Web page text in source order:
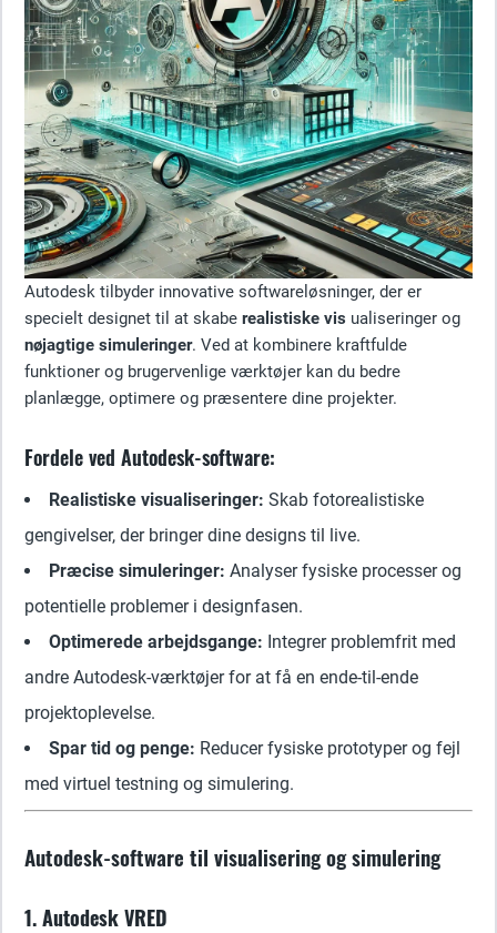
Autodesk tilbyder innovative softwareløsninger, der er
specielt designet til at skabe realistiske vis ualiseringer og
nøjagtige simuleringer. Ved at kombinere kraftfulde
funktioner og brugervenlige værktøjer kan du bedre
planlægge, optimere og præsentere dine projekter.
Fordele ved Autodesk-software:
Realistiske visualiseringer: Skab fotorealistiske
gengivelser, der bringer dine designs til live.
Præcise simuleringer: Analyser fysiske processer og
potentielle problemer i designfasen.
Optimerede arbejdsgange: Integrer problemfrit med
andre Autodesk-værktøjer for at få en ende-til-ende
projektoplevelse.
Spar tid og penge: Reducer fysiske prototyper og fejl
med virtuel testning og simulering.
Autodesk-software til visualisering og simulering
1. Autodesk VRED